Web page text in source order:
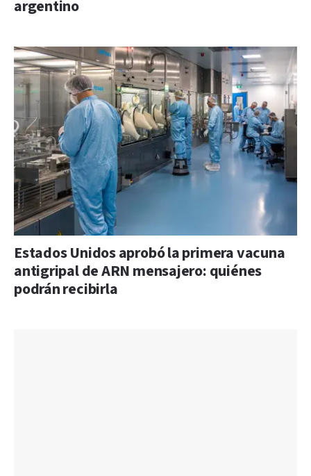
argentino
Estados Unidos aprobó la primera vacuna
antigripal de ARN mensajero: quiénes
podrán recibirla